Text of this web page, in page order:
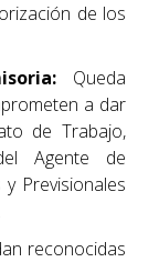
de los
Queda
a dar
de Trabajo,
Agente de
Previsionales
reconocidas